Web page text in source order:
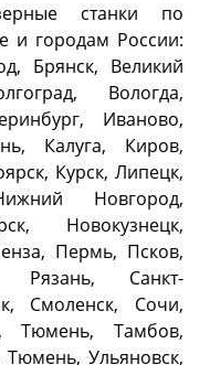
станки по
и городам России:
Брянск, Великий
Вологда,
Иваново,
Калуга, Киров,
Курск, Липецк,
Новгород,
Новокузнецк,
Пермь, Псков,
Рязань, Санкт-
Смоленск, Сочи,
Тюмень, Тамбов,
Тюмень, Ульяновск,